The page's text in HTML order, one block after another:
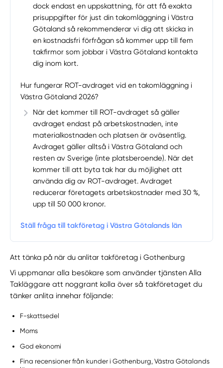
dock endast en uppskattning, för att få exakta
prisuppgifter för just din takomläggning i Västra
Götaland så rekommenderar vi dig att skicka in
en kostnadsfri förfrågan så kommer upp till fem
takfirmor som jobbar i Västra Götaland kontakta
dig inom kort.
Hur fungerar ROT-avdraget vid en takomläggning i
Västra Götaland 2026?
När det kommer till ROT-avdraget så gäller
avdraget endast på arbetskostnaden, inte
materialkostnaden och platsen är oväsentlig.
Avdraget gäller alltså i Västra Götaland och
resten av Sverige (inte platsberoende). När det
kommer till att byta tak har du möjlighet att
använda dig av ROT-avdraget. Avdraget
reducerar företagets arbetskostnader med 30 %,
upp till 50 000 kronor.
Ställ fråga till takföretag i Västra Götalands län
Att tänka på när du anlitar takföretag i Gothenburg
Vi uppmanar alla besökare som använder tjänsten Alla
Takläggare att noggrant kolla över så takföretaget du
tänker anlita innehar följande:
F-skattsedel
Moms
God ekonomi
Fina recensioner från kunder i Gothenburg, Västra Götalands